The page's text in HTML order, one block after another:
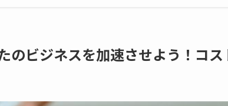
のビジネスを加速させよう！コ